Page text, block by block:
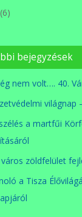
(6)
bejegyzések
nem volt…. 40.
világnap
a martfűi
zöldfelület
a Tisza